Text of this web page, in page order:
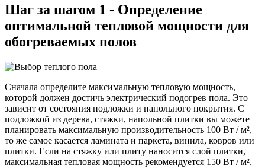
Шаг за шагом 1 - Определение
оптимальной тепловой мощности для
обогреваемых полов
Сначала определите максимальную тепловую мощность,
которой должен достичь электрический подогрев пола. Это
зависит от состояния подложки и напольного покрытия. С
подложкой из дерева, стяжки, напольной плитки вы можете
планировать максимальную производительность 100 Вт / м²,
то же самое касается ламината и паркета, винила, ковров или
плитки. Если на стяжку или плиту наносится слой плитки,
максимальная тепловая мощность рекомендуется 150 Вт / м².